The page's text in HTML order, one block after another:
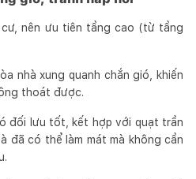
nên ưu tiên tầng cao (từ tầng
nhà xung quanh chắn gió, khiến
thoát được.
đối lưu tốt, kết hợp với quạt trần
đã có thể làm mát mà không cần